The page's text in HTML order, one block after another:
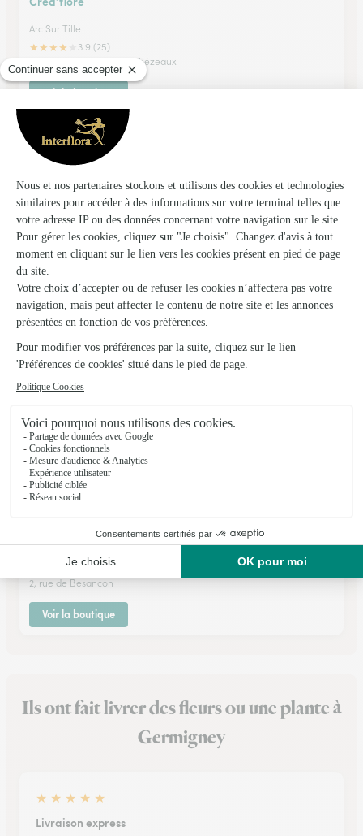
Arc Sur Tille
★★★★
3.9 (25)
C.Cial Super U Rue des Chézeaux
Voir la boutique
Roses et Lilas
Dole
★★★★ ★4.3 (33)
C.Cial Intermaché Les Epenottes 9, rue Léon Bel
Voir la boutique
★★ 4.7 (41)
2, rue de Besancon
Voir la boutique
Ils ont fait livrer des fleurs ou une plante à
Germigney
★ ★ ★ ★ ★
Livraison express